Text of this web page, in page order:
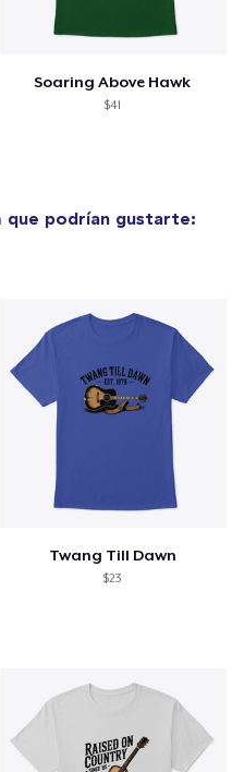
Soaring Above Hawk
$41
que podrían gustarte:
Twang Till Dawn
$23